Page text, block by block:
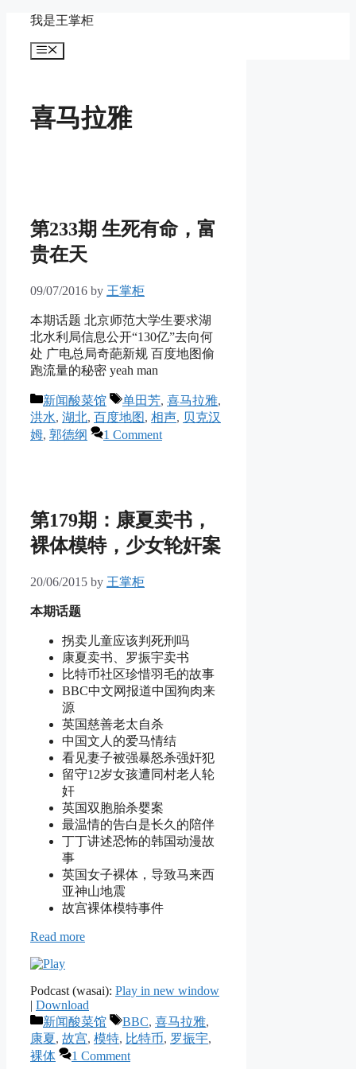
content
我是王掌柜
Menu
喜马拉雅
第233期 生死有命，富
贵在天
09/07/2016 by 王掌柜
本期话题 北京师范大学生要求湖
北水利局信息公开“130亿”去向何
处 广电总局奇葩新规 百度地图偷
跑流量的秘密 yeah man
Categories
新闻酸菜馆 Tags
单田芳, 喜马拉雅,
洪水, 湖北, 百度地图 , 相声, 贝克汉
姆, 郭德纲 1 Comment
第179期：康夏卖书，
裸体模特，少女轮奸案
20/06/2015 by 王掌柜
本期话题
拐卖儿童应该判死刑吗
康夏卖书、罗振宇卖书
比特币社区珍惜羽毛的故事
BBC中文网报道中国狗肉来
源
英国慈善老太自杀
中国文人的爱马情结
看见妻子被强暴怒杀强奸犯
留守12岁女孩遭同村老人轮
奸
英国双胞胎杀婴案
最温情的告白是长久的陪伴
丁丁讲述恐怖的韩国动漫故
事
英国女子裸体，导致马来西
亚神山地震
故宫裸体模特事件
Read more
Podcast (wasai): Play in new window
| Download
Categories
新闻酸菜馆 Tags
BBC, 喜马拉雅,
康夏, 故宫, 模特, 比特币, 罗振宇,
裸体
1 Comment